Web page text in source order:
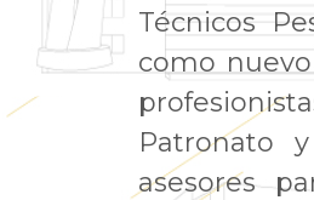
Técnicos
como
Patronato
asesores